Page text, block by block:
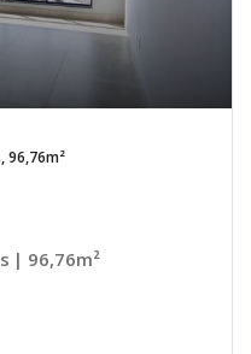
96,76m²
| 96,76m²